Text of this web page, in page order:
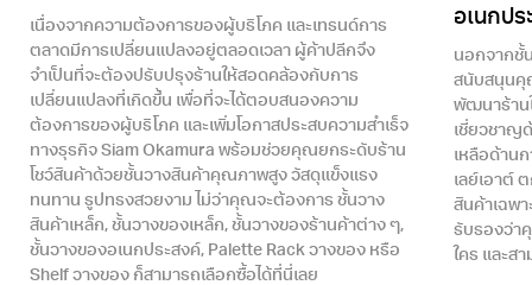
เนื่องจากความต้องการของผู้บริโภค และเทรนด์การ
ตลาดมีการเปลี่ยนแปลงอยู่ตลอดเวลา ผู้ค้าปลีกจึง
จำเป็นที่จะต้องปรับปรุงร้านให้สอดคล้องกับการ
เปลี่ยนแปลงที่เกิดขึ้น เพื่อที่จะได้ตอบสนองความ
ต้องการของผู้บริโภค และเพิ่มโอกาสประสบความสำเร็จ
ทางธุรกิจ Siam Okamura พร้อมช่วยคุณยกระดับร้าน
โชว์สินค้าด้วยชั้นวางสินค้าคุณภาพสูง วัสดุแข็งแรง
ทนทาน รูปทรงสวยงาม ไม่ว่าคุณจะต้องการ ชั้นวาง
สินค้าเหล็ก, ชั้นวางของเหล็ก, ชั้นวางของร้านค้าต่าง ๆ,
ชั้นวางของอเนกประสงค์, Palette Rack วางของ หรือ
Shelf วางของ ก็สามารถเลือกซื้อได้ที่นี่เลย
อเนกป
นอกจากชั้
สนับสนุนคุ
พัฒนาร้าน
เชี่ยวชาญ
เหลือด้าน
เลย์เอาต์
สินค้าเฉพ
รับรองว่า
ใคร และส